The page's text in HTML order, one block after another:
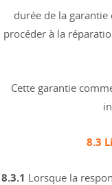
durée de la garantie
procéder à la
Cette garantie
8.3
8.3.1 Lorsque la